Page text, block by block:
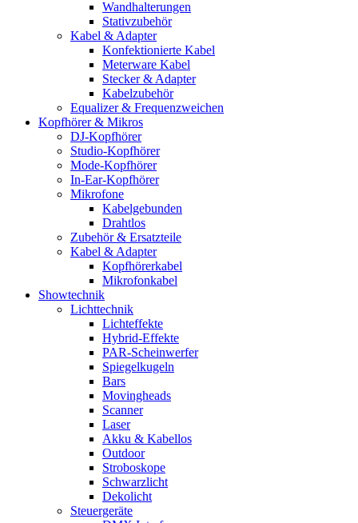
Wandhalterungen
Stativzubehör
Kabel & Adapter
Konfektionierte Kabel
Meterware Kabel
Stecker & Adapter
Kabelzubehör
Equalizer & Frequenzweichen
Kopfhörer & Mikros
DJ-Kopfhörer
Studio-Kopfhörer
Mode-Kopfhörer
In-Ear-Kopfhörer
Mikrofone
Kabelgebunden
Drahtlos
Zubehör & Ersatzteile
Kabel & Adapter
Kopfhörerkabel
Mikrofonkabel
Showtechnik
Lichttechnik
Lichteffekte
Hybrid-Effekte
PAR-Scheinwerfer
Spiegelkugeln
Bars
Movingheads
Scanner
Laser
Akku & Kabellos
Outdoor
Stroboskope
Schwarzlicht
Dekolicht
Steuergeräte